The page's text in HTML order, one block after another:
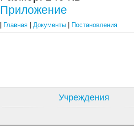
Приложение
Главная Документы Постановления
Учреждения